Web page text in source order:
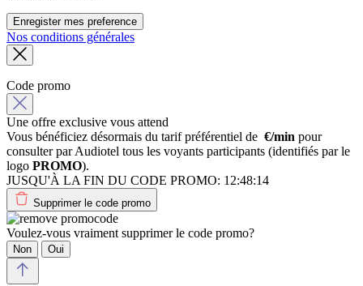
Enregister mes preference
Nos conditions générales
Code promo
Une offre exclusive vous attend
Vous bénéficiez désormais du tarif préférentiel de €/min pour
consulter par Audiotel tous les voyants participants (identifiés par le
logo PROMO).
JUSQU'À LA FIN DU CODE PROMO: 12:48:14
Supprimer le code promo
Voulez-vous vraiment supprimer le code promo?
Non Oui